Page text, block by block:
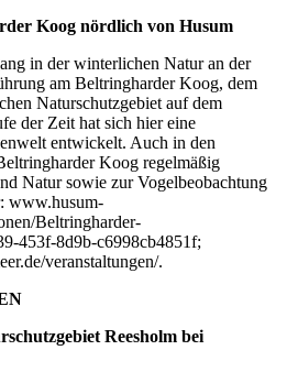
Koog nördlich von Husum
in der winterlichen Natur an der
am Beltringharder Koog, dem
Naturschutzgebiet auf dem
der Zeit hat sich hier eine
entwickelt. Auch in den
Koog regelmäßig
Natur sowie zur Vogelbeobachtung
www.husum-
Beltringharder-
453f-8d9b-c6998cb4851f;
veranstaltungen/.
Reesholm bei